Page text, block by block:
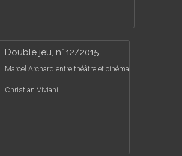
Double jeu, n° 12/2015
Marcel Archard entre théâtre et cinéma
Christian Viviani